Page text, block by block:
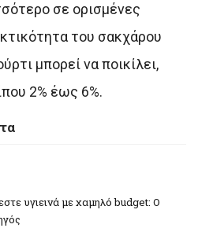
σε ορισμένες
του σακχάρου
μπορεί να ποικίλει,
2% έως 6%.
υγιεινά με χαμηλό budget: Ο